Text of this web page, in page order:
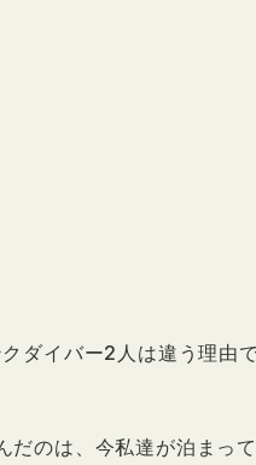
ダイバー2人は違う理由
のは、今私達が泊まっ